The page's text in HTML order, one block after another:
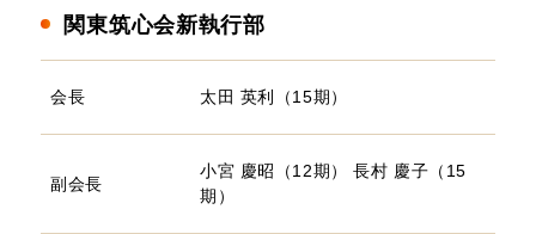
関東筑心会新執行部
会長 太田 英利（15期）
副会長
小宮 慶昭（12期）
長村 慶子（15
期）